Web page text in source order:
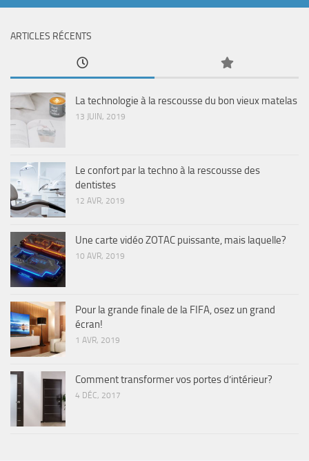
ARTICLES RÉCENTS
La technologie à la rescousse du bon vieux matelas
13 JUIN, 2019
Le confort par la techno à la rescousse des
dentistes
12 AVR, 2019
Une carte vidéo ZOTAC puissante, mais laquelle?
10 AVR, 2019
Pour la grande finale de la FIFA, osez un grand
écran!
1 AVR, 2019
Comment transformer vos portes d’intérieur?
4 DÉC, 2017